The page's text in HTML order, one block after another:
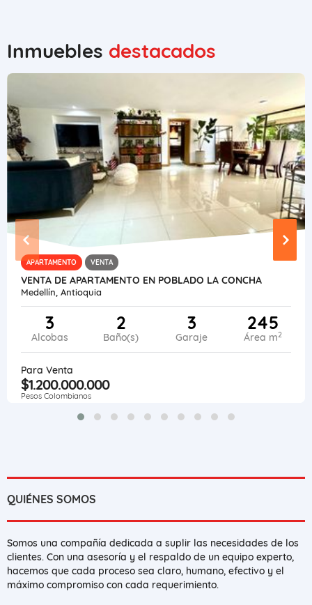
Inmuebles destacados
APARTAMENTO VENTA
VENTA DE APARTAMENTO EN POBLADO LA CONCHA
Medellín, Antioquia
3
Alcobas
2
Baño(s)
3
Garaje
245
Área m2
Para Venta
$1.200.000.000
Pesos Colombianos
QUIÉNES SOMOS
Somos una compañía dedicada a suplir las necesidades de los
clientes. Con una asesoría y el respaldo de un equipo experto,
hacemos que cada proceso sea claro, humano, efectivo y el
máximo compromiso con cada requerimiento.